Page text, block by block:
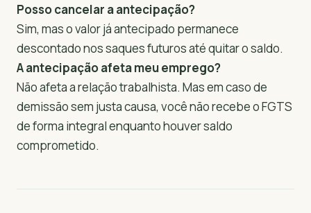
Posso cancelar a antecipação?
Sim, mas o valor já antecipado permanece
descontado nos saques futuros até quitar o saldo.
A antecipação afeta meu emprego?
Não afeta a relação trabalhista. Mas em caso de
demissão sem justa causa, você não recebe o FGTS
de forma integral enquanto houver saldo
comprometido.